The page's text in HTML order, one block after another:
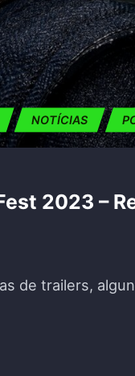
NOTÍCIAS
2023 –
de trailers,